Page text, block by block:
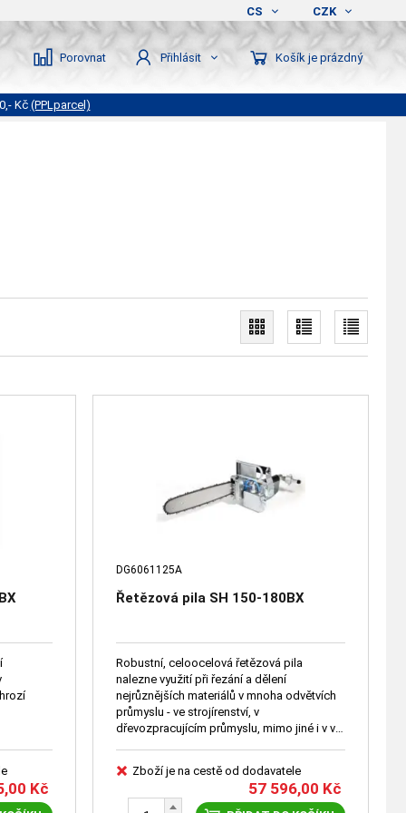
CS CZK
Porovnat Přihlásit Košík je prázdný
Kč (PPLparcel)
Kč
DG6061125A
Řetězová pila SH 150-180BX
Robustní, celoocelová řetězová pila
nalezne využití při řezání a dělení
nejrůznějších materiálů v mnoha odvětvích
průmyslu - ve strojírenství, v
dřevozpracujícím průmyslu, mimo jiné i v v
Zboží je na cestě od dodavatele
57 596,00 Kč